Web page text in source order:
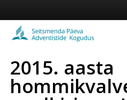
Koduleht
Vaata veel
2015. aasta